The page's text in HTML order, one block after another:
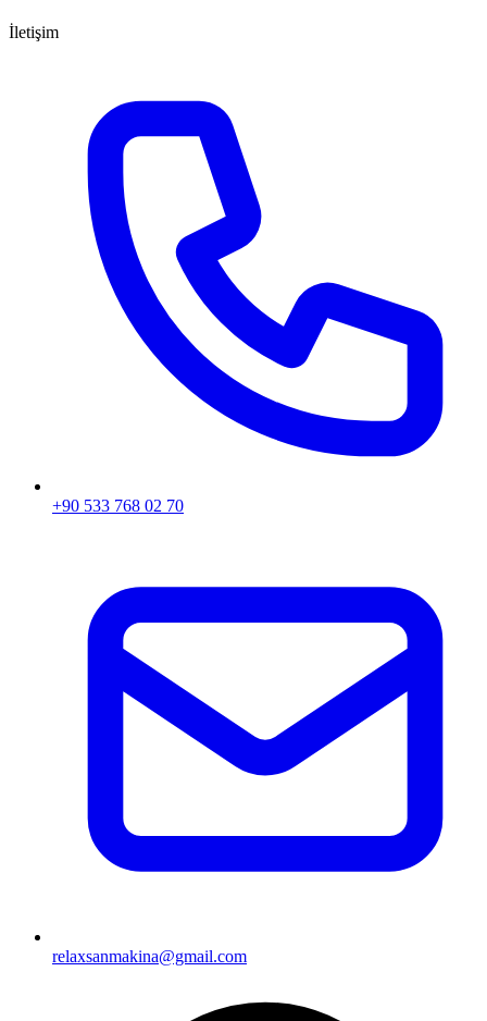
İletişim
+90 533 768 02 70
relaxsanmakina@gmail.com